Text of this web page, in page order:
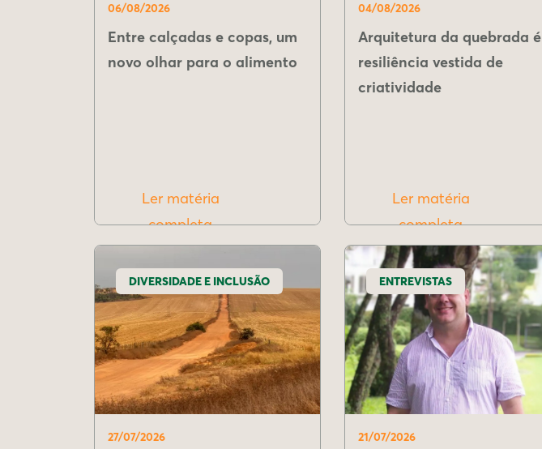
06/08/2026
Entre calçadas e copas, um
novo olhar para o alimento
Ler matéria
completa
04/08/2026
Arquitetura da quebrada é
resiliência vestida de
criatividade
Ler matéria
completa
DIVERSIDADE E INCLUSÃO
27/07/2026
ENTREVISTAS
21/07/2026